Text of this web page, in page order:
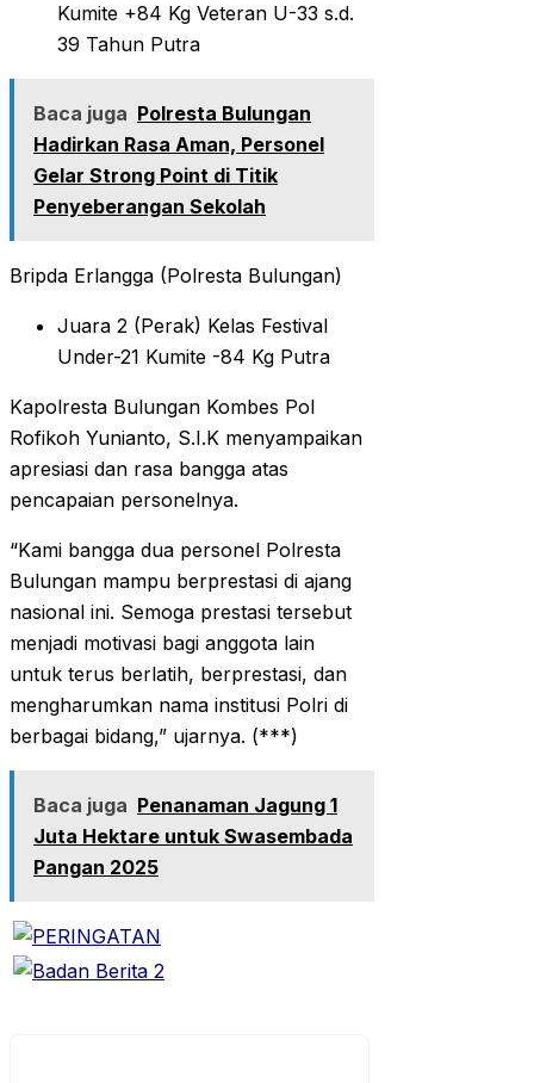
Kumite +84 Kg Veteran U-33 s.d.
39 Tahun Putra
Baca juga Polresta Bulungan
Hadirkan Rasa Aman, Personel
Gelar Strong Point di Titik
Penyeberangan Sekolah
Bripda Erlangga (Polresta Bulungan)
Juara 2 (Perak) Kelas Festival
Under-21 Kumite -84 Kg Putra
Kapolresta Bulungan Kombes Pol
Rofikoh Yunianto, S.I.K menyampaikan
apresiasi dan rasa bangga atas
pencapaian personelnya.
“Kami bangga dua personel Polresta
Bulungan mampu berprestasi di ajang
nasional ini. Semoga prestasi tersebut
menjadi motivasi bagi anggota lain
untuk terus berlatih, berprestasi, dan
mengharumkan nama institusi Polri di
berbagai bidang,” ujarnya. (***)
Baca juga Penanaman Jagung 1
Juta Hektare untuk Swasembada
Pangan 2025